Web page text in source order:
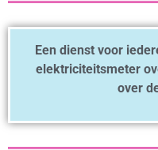
Een dienst voor
elektriciteitsmeter
over